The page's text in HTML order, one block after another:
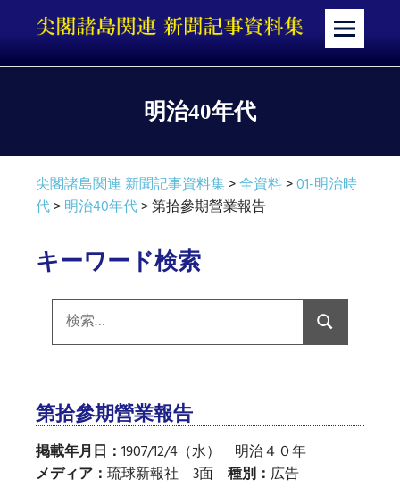
テ
メ
明治40年代
尖閣諸島関連 新聞記事資料集>全資料>01-明治時
代>明治40年代>第拾參期營業報告
キーワード検索
索:
検
索
第拾參期營業報告
掲載年月日： 1907/12/4（水） 明治４０年
メディア： 琉球新報社 3面 種別： 広告